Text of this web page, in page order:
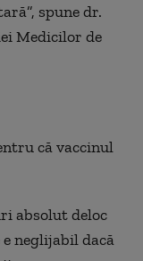
spune dr.
Medicilor de
că vaccinul
absolut deloc
neglijabil dacă